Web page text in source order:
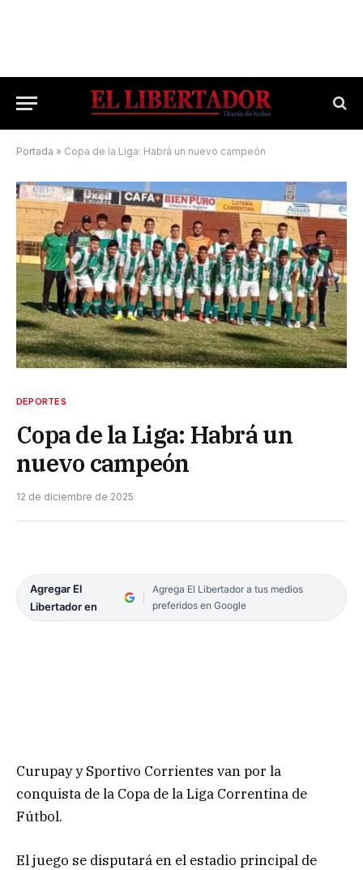
Portada » Copa de la Liga: Habrá un nuevo campeón
DEPORTES
Copa de la Liga: Habrá un
nuevo campeón
12 de diciembre de 2025
Agregar El
Libertador en
Agrega El Libertador a tus medios
preferidos en Google
Curupay y Sportivo Corrientes van por la
conquista de la Copa de la Liga Correntina de
Fútbol.
El juego se disputará en el estadio principal de